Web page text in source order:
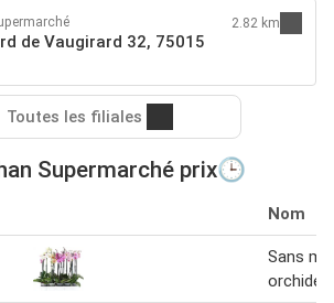
de Vaugirard 32, 75015
2.82 km
Toutes les filiales
Supermarché prix🕒
Nom
Sans